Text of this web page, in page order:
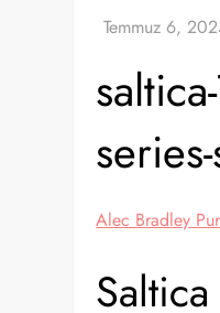
Alec Bradley